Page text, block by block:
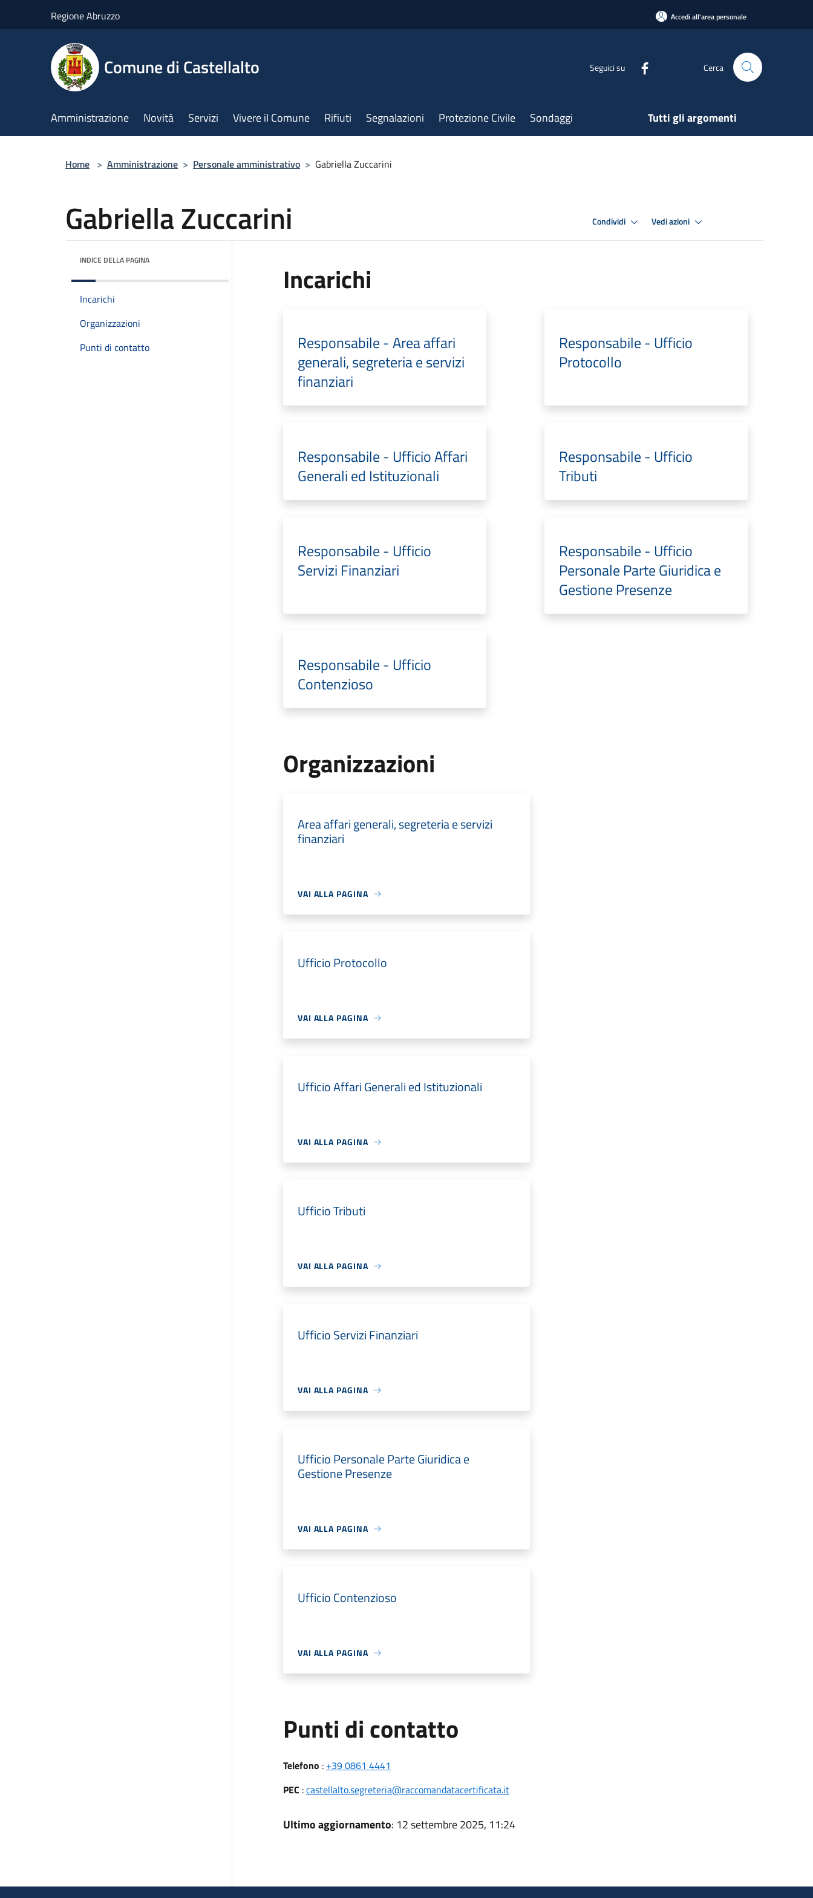
Regione Abruzzo Accedi all'area personale
Comune di Castellalto Seguici su Cerca
Amministrazione Novità Servizi Vivere il Comune Rifiuti Segnalazioni Protezione Civile Sondaggi Tutti gli argomenti
Home > Amministrazione > Personale amministrativo > Gabriella Zuccarini
Gabriella Zuccarini Condividi Vedi azioni
INDICE DELLA PAGINA
Incarichi
Organizzazioni
Punti di contatto
Incarichi
Responsabile - Area affari
generali, segreteria e servizi
finanziari
Responsabile - Ufficio
Protocollo
Responsabile - Ufficio Affari
Generali ed Istituzionali
Responsabile - Ufficio
Tributi
Responsabile - Ufficio
Servizi Finanziari
Responsabile - Ufficio
Personale Parte Giuridica e
Gestione Presenze
Responsabile - Ufficio
Contenzioso
Organizzazioni
Area affari generali, segreteria e servizi
finanziari
VAI ALLA PAGINA
Ufficio Protocollo
VAI ALLA PAGINA
Ufficio Affari Generali ed Istituzionali
VAI ALLA PAGINA
Ufficio Tributi
VAI ALLA PAGINA
Ufficio Servizi Finanziari
VAI ALLA PAGINA
Ufficio Personale Parte Giuridica e
Gestione Presenze
VAI ALLA PAGINA
Ufficio Contenzioso
VAI ALLA PAGINA
Punti di contatto
Telefono : +39 0861 4441
PEC :castellalto.segreteria@raccomandatacertificata.it
Ultimo aggiornamento: 12 settembre 2025, 11:24